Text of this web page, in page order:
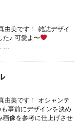
由美です！ 雑誌デザイ
た♪ 可愛よ〜
…
由美です！ オシャンテ
も事前にデザインを決め
画像を参考に仕上げさせ